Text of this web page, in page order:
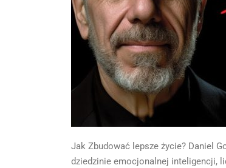
Jak Zbudować lepsze życie? Daniel
dziedzinie emocjonalnej inteligencji,